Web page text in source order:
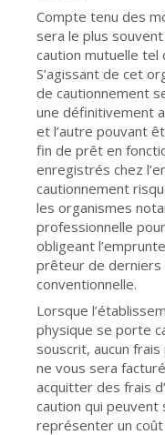
Compte tenu des
sera le plus
caution mutuelle tel
S’agissant de cet
de cautionnement
une définitivement
et l’autre pouvant
fin de prêt en
enregistrés chez
cautionnement
les organismes
professionnelle
obligeant
prêteur de derniers
conventionnelle.
Lorsque
physique se porte
souscrit, aucun
ne vous sera
acquitter des frais
caution qui
représenter un coût